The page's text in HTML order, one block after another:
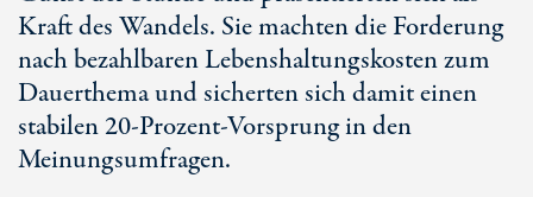
Kraft des Wandels. Sie machten die Forderung
nach bezahlbaren Lebenshaltungskosten zum
Dauerthema und sicherten sich damit einen
stabilen20-Prozent-Vorsprung in den
Meinungsumfragen.